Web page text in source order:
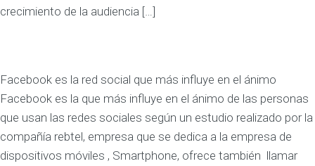
crecimiento de la audiencia […]
Facebook es la red social que más influye en el ánimo
Facebook es la que más influye en el ánimo de las personas
que usan las redes sociales según un estudio realizado por la
compañía rebtel, empresa que se dedica a la empresa de
dispositivos móviles , Smartphone, ofrece también llamar